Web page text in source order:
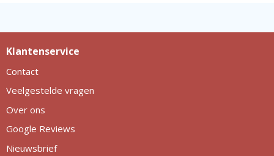
Klantenservice
Contact
Veelgestelde vragen
Over ons
Google Reviews
Nieuwsbrief